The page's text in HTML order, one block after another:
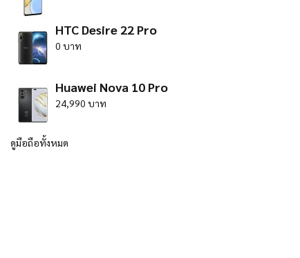
HTC Desire 22 Pro
0 บาท
Huawei Nova 10 Pro
24,990 บาท
ดูมือถือทั้งหมด